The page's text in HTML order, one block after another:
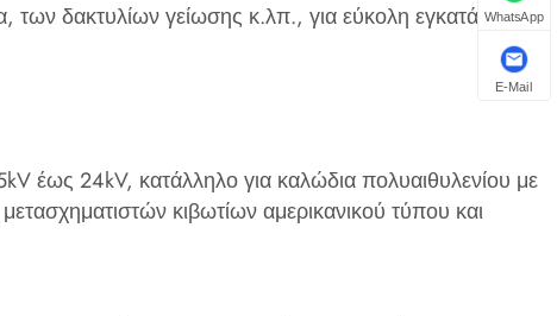
των δακτυλίων γείωσης κ.λπ., για εύκολη εγκατάσταση
έως 24kV, κατάλληλο για καλώδια πολυαιθυλενίου με
κιβωτίων αμερικανικού τύπου και
WhatsApp
E-Mail